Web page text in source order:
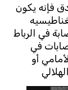
فإنه يكون
في الرباط
في
أو